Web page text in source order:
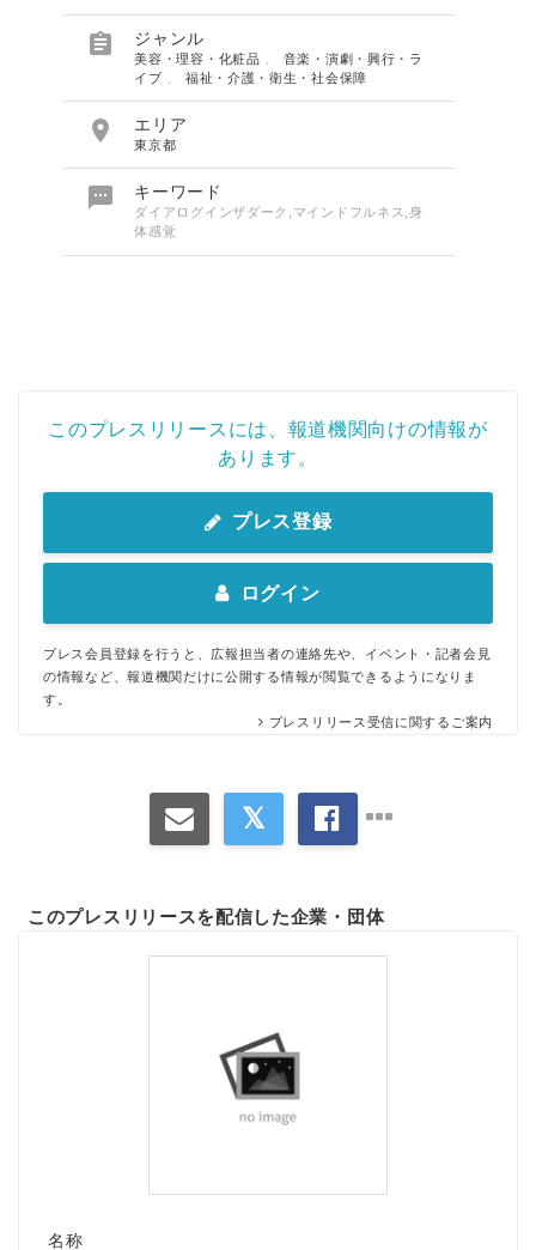
 ジャンル
美容・理容・化粧品
音楽・演劇・興行・ラ
イブ
福祉・介護・衛生・社会保障
 エリア
東京都
 キーワード
ダイアログインザダーク,マインドフルネス,身
体感覚
このプレスリリースには、報道機関向けの情報が
あります。
プレス登録
ログイン
プレス会員登録を行うと、広報担当者の連絡先や、イベント・記者会見
の情報など、報道機関だけに公開する情報が閲覧できるようになりま
す。
プレスリリース受信に関するご案内
このプレスリリースを配信した企業・団体
名称